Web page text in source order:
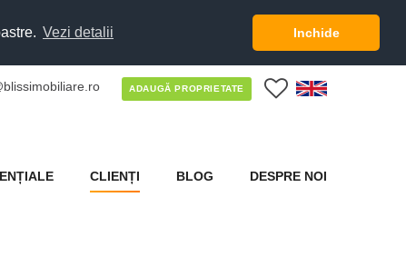
Vezi detalii Inchide
ADAUGĂ PROPRIETATE
CLIENȚI BLOG DESPRE NOI